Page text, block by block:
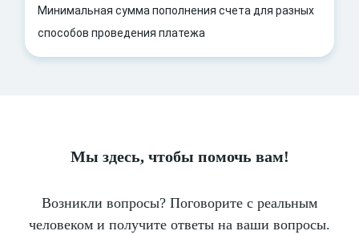
Минимальная сумма пополнения счета для разных
способов проведения платежа
Мы здесь, чтобы помочь вам!
Возникли вопросы? Поговорите с реальным
человеком и получите ответы на ваши вопросы.